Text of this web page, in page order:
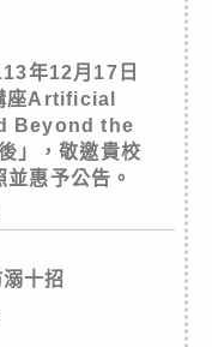
年12月17日
座Artificial
Beyond the
」，敬邀貴校
惠予公告。
十招